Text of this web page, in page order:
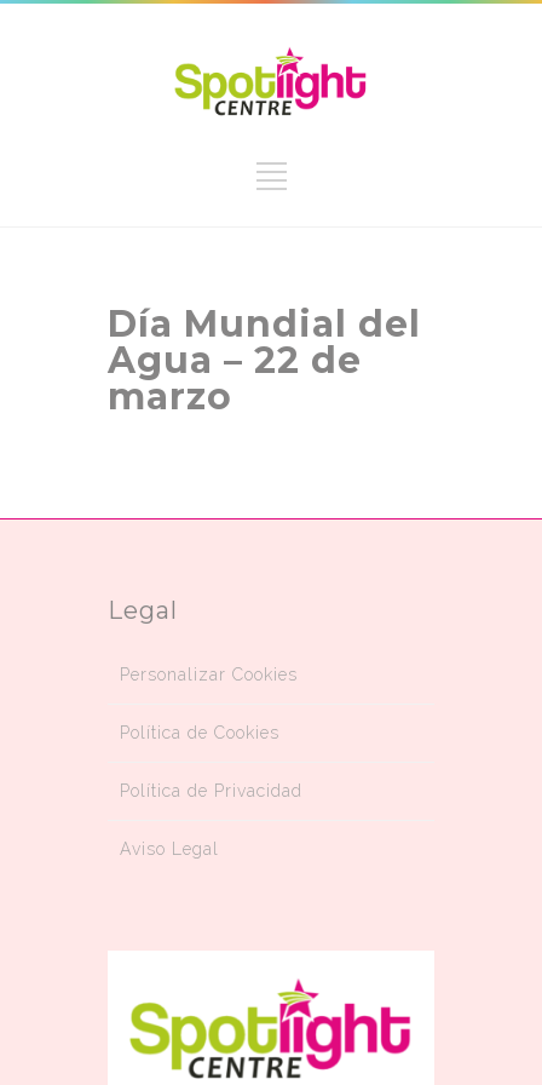
Día Mundial del
Agua – 22 de
marzo
Legal
Personalizar Cookies
Política de Cookies
Política de Privacidad
Aviso Legal